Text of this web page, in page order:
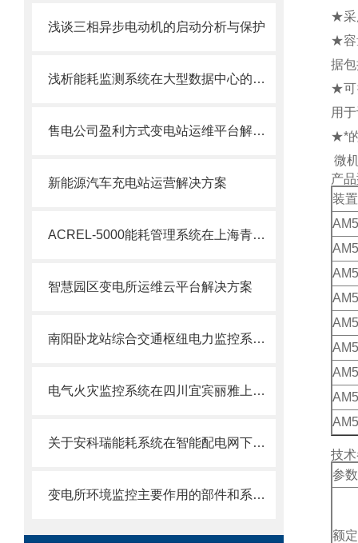
浅谈三相异步电动机的启动分析与保护
浅析能耗监测系统在大型数据中心的应用
售电公司盈利方式变电站运维平台解决方案
新能源汽车充电站运营解决方案
ACREL-5000能耗管理系统在上海青浦富绅时代广场的应用
智慧园区变电所运维云平台解决方案
南阳卧龙站综合交通枢纽电力监控系统项目的设计与应用解析
电气火灾监控系统在四川宜宾丽雅上城的应用
关于安科瑞能耗系统在智能配电网下中小型企业的设计和应用
变电所环境监控主要作用的部件和系统功能特点
★采
★容
据
★可
用
★*
微
产
装
技
参
额